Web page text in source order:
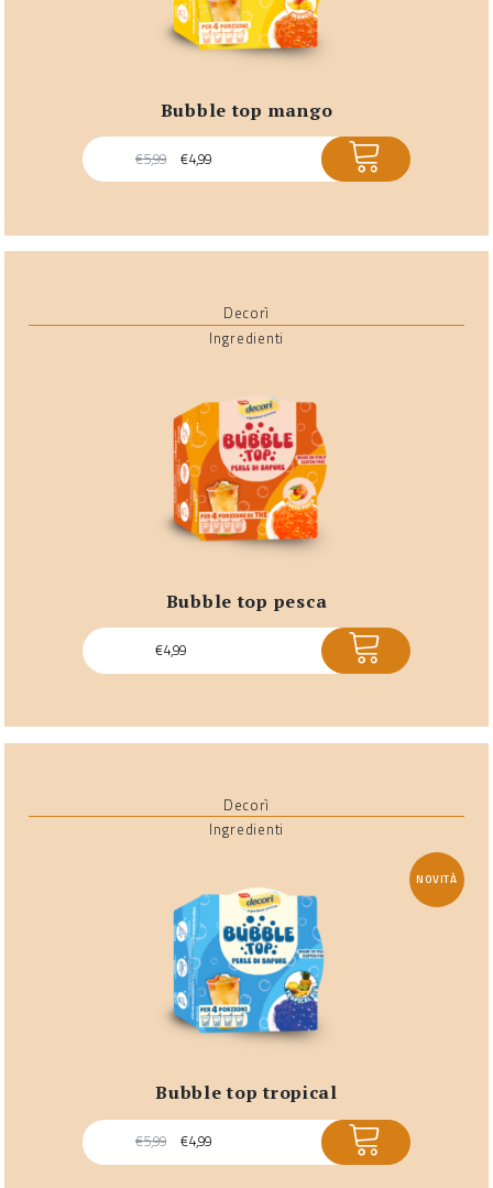
bubble top mango
€5,99 €4,99 ACQUISTA
Decorì
Ingredienti
bubble top pesca
€4,99 ACQUISTA
Decorì
Ingredienti
NOVITÀ
bubble top tropical
€5,99 €4,99 ACQUISTA